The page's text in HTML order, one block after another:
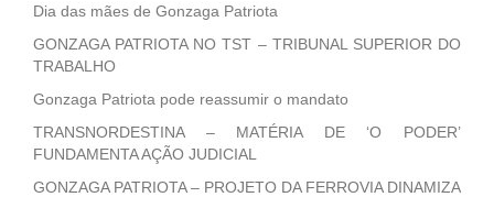
Dia das mães de Gonzaga Patriota
GONZAGA PATRIOTA NO TST – TRIBUNAL SUPERIOR DO
TRABALHO
Gonzaga Patriota pode reassumir o mandato
TRANSNORDESTINA – MATÉRIA DE ‘O PODER’
FUNDAMENTA AÇÃO JUDICIAL
GONZAGA PATRIOTA – PROJETO DA FERROVIA DINAMIZA